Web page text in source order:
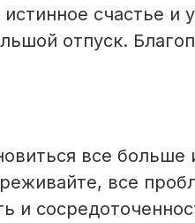
счастье и
отпуск.
все
все
и